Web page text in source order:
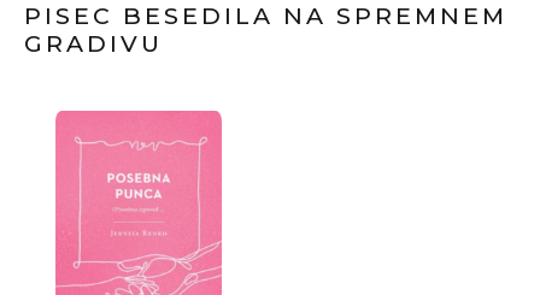
PISEC BESEDILA NA SPREMNEM
GRADIVU